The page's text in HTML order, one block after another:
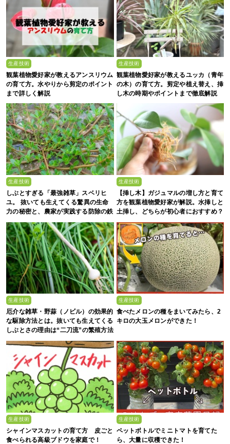
生産技術
観葉植物愛好家が教えるアンスリウム
の育て方。水やりから剪定のポイント
まで詳しく解説
生産技術
観葉植物愛好家が教えるユッカ（青年
の木）の育て方。剪定や植え替え、挿
し木の時期やポイントまで徹底解説
生産技術
しぶとすぎる「最強雑草」スベリヒ
ユ。 抜いても生えてくる驚異の生命
力の秘密と、農家が実践する防除の鉄
生産技術
【挿し木】ガジュマルの増し方と育て
方を観葉植物愛好家が解説。水挿しと
土挿し、どちらが初心者におすすめ？
生産技術
厄介な雑草・野蒜（ノビル）の効果的
な駆除方法とは。抜いても生えてくる
しぶとさの理由は“二刀流”の繁殖方法
にあった？
生産技術
食べたメロンの種をまいてみたら、2
キロの大玉メロンができた！
生産技術
シャインマスカットの育て方 皮ごと
食べられる高級ブドウを家庭で！
生産技術
ペットボトルでミニトマトを育てた
ら、大量に収穫できた！